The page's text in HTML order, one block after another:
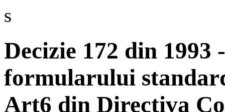
s
Decizie 172 din 1993
formularului
Art6 din Directiva